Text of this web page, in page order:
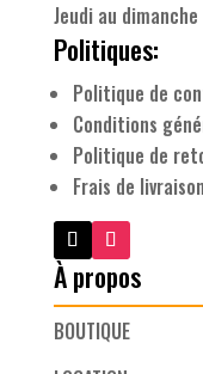
Jeudi au
Politiques:
Politique de
Conditions
Politique de
Frais de livraison
À propos
BOUTIQUE